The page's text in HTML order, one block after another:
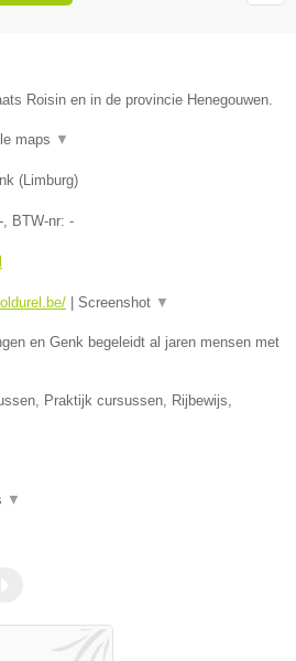
Roisin en in de provincie Henegouwen.
maps ▼
(Limburg)
-, BTW-nr: -
Screenshot ▼
en Genk begeleidt al jaren mensen met
Praktijk cursussen, Rijbewijs,
▼